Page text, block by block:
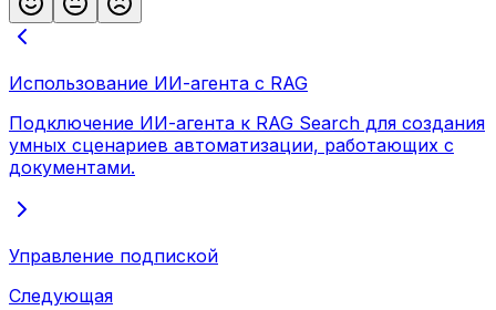
Использование ИИ-агента с RAG
Подключение ИИ-агента к RAG Search для создания
умных сценариев автоматизации, работающих с
документами.
Управление подпиской
Следующая